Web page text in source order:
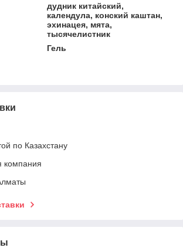
дудник китайский,
календула, конский каштан,
эхинацея, мята,
тысячелистник
Гель
по Казахстану
компания